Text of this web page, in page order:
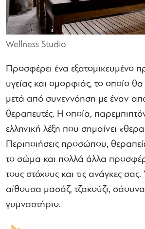
Wellness Studio
Προσφέρει ένα εξατομικευμένο
υγείας και ομορφιάς, το οποίο θα
μετά από συνεννόηση με έναν
θεραπευτές. Η οποία,
ελληνική λέξη που σημαίνει
Περιποιήσεις προσώπου,
το σώμα και πολλά άλλα
τους στόχους και τις ανάγκες σας.
αίθουσα μασάζ, τζακούζι,
γυμναστήριο.